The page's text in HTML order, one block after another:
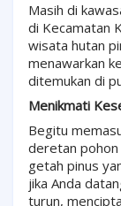
Masih di
di Kecamatan
wisata hutan
menawarkan
ditemukan di
Menikmati
Begitu
deretan pohon
getah pinus
jika Anda
turun,